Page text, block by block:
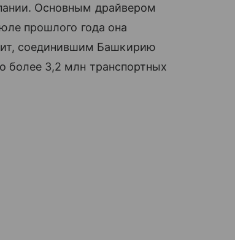
Основным драйвером
прошлого года она
соединившим Башкирию
более 3,2 млн транспортных